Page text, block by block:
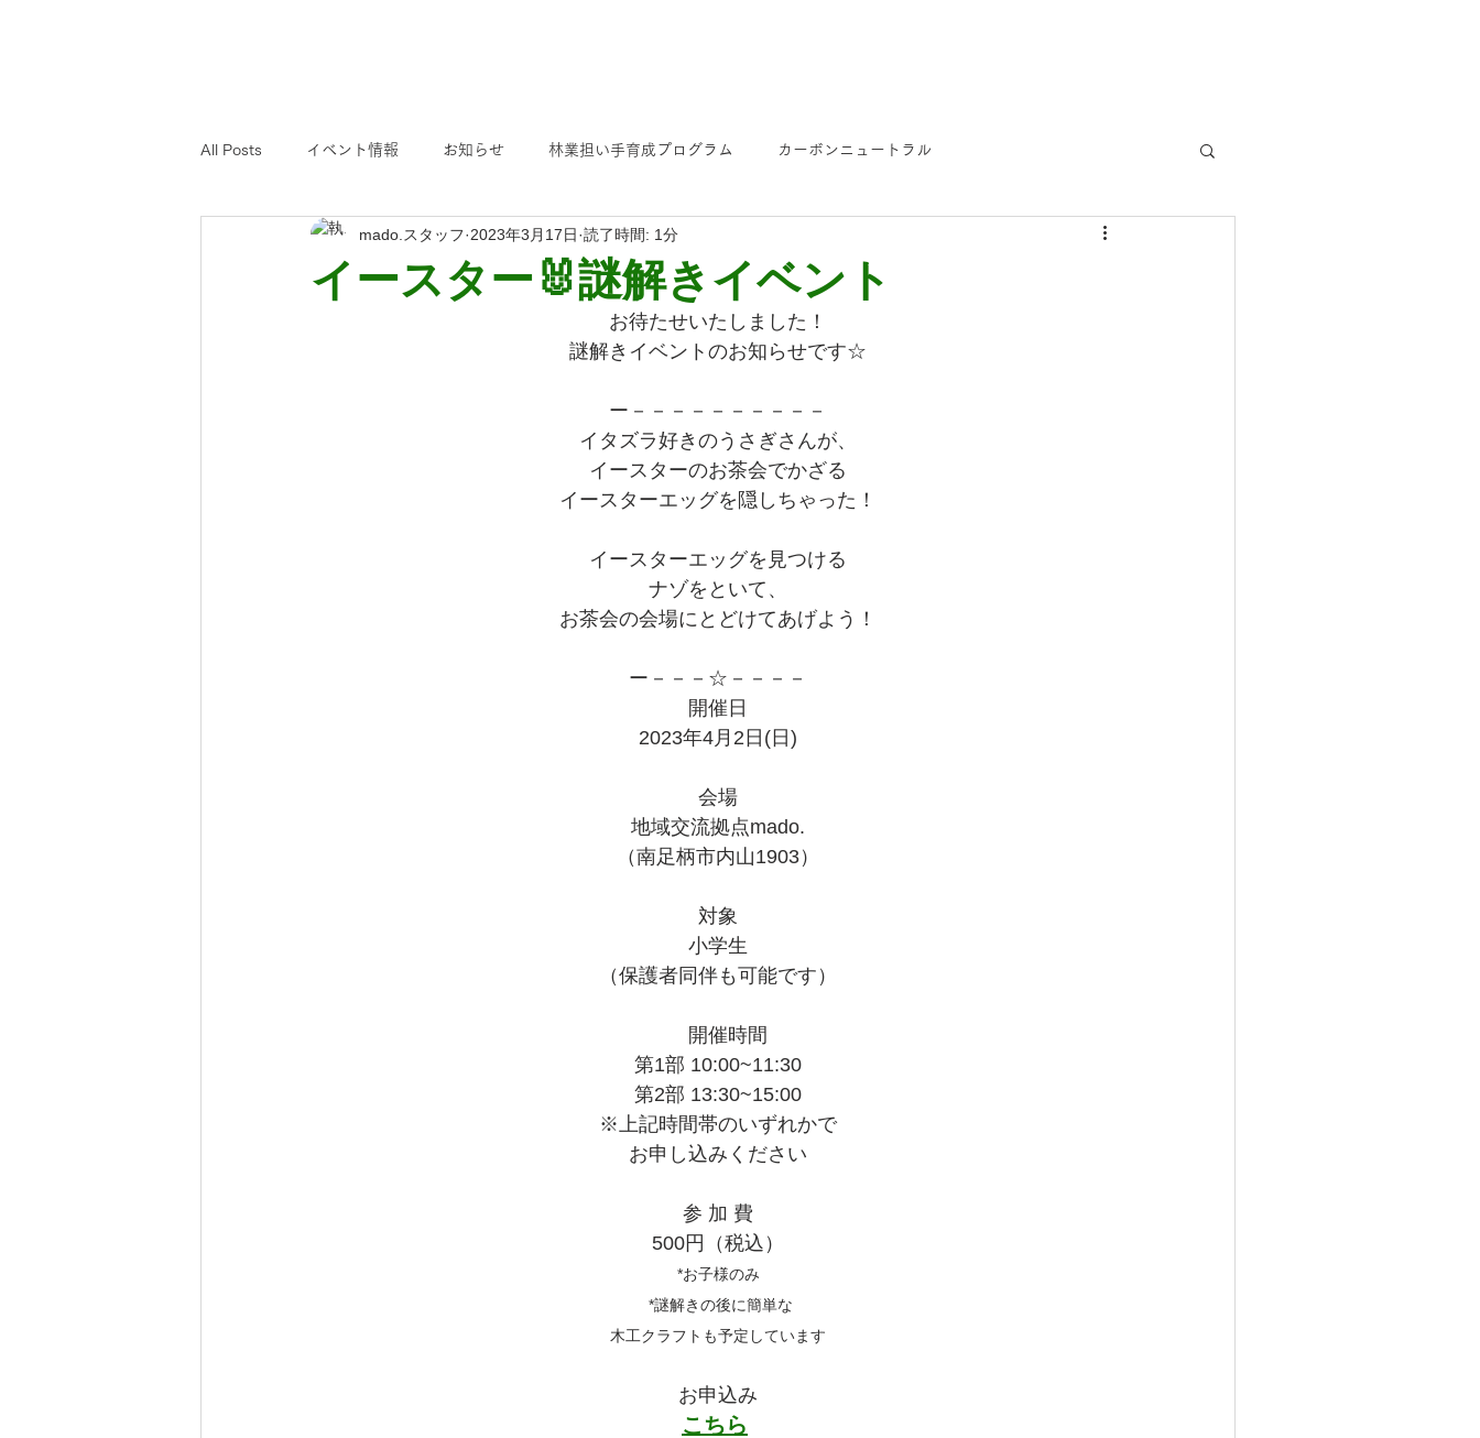
All Posts イベント情報 お知らせ 林業担い手育成プログラム カーボンニュートラル
イースター🐰謎解きイベント
mado.スタッフ 2023年3月17日 読了時間: 1分
お待たせいたしました！
謎解きイベントのお知らせです☆
ー－－－－－－－－－－
イタズラ好きのうさぎさんが、
イースターのお茶会でかざる
イースターエッグを隠しちゃった！
イースターエッグを見つける
ナゾをといて、
お茶会の会場にとどけてあげよう！
ー－－－☆－－－－
開催日
2023年4月2日(日)
会場
地域交流拠点mado.
（南足柄市内山1903）
対象
小学生
（保護者同伴も可能です）
開催時間
第1部 10:00~11:30
第2部 13:30~15:00
※上記時間帯のいずれかで
お申し込みください
参 加 費
500円（税込）
*お子様のみ
*謎解きの後に簡単な
木工クラフトも予定しています
お申込み
こちら